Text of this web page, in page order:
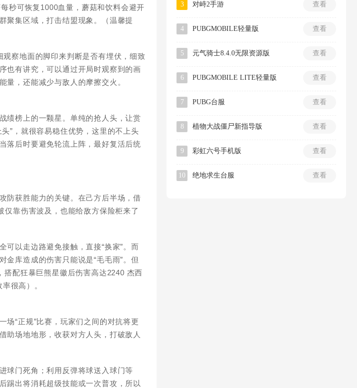
秒可恢复1000血量，蘑菇和饮料会避开
聚集区域，打击结盟现象。（温馨提
察地面的脚印来判断是否有埋伏，细致
也有讲究，可以通过开局时观察到的画
量，还能减少与敌人的摩擦交火。
绩榜上的一颗星。单纯的抢人头，让赏
”，就很容易稳住优势，这里的不上头
落后时要避免轮流上阵，最好复活后统
防获胜能力的关键。在己方后半场，借
仅靠伤害波及，也能给敌方保险柜来了
可以走边路避免接触，直接“换家”。而
库造成的伤害只能说是“毛毛雨”。但
配狂暴巨熊星徽后伤害高达2240 杰西
很高）。
场“正规”比赛，玩家们之间的对抗将更
助场地地形，收获对方人头，打破敌人
球门死角；利用反弹将球送入球门等
踢出将消耗超级技能或一次普攻，所以
3 查看
对峙2手游
4 查看
PUBGMOBILE轻量版
5 查看
元气骑士8.4.0无限资源版
6 查看
PUBGMOBILE LITE轻量版
7 查看
PUBG台服
8 查看
植物大战僵尸新指导版
9 查看
彩虹六号手机版
10 查看
绝地求生台服